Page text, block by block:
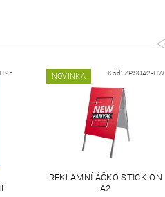
NOVINKA Kód: ZPSOA2-HW
REKLAMNÍ ÁČKO STICK-ON
A2